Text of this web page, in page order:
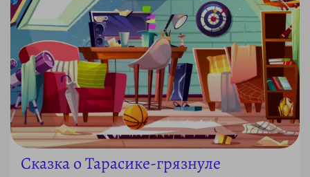
Сказка о Тарасике-грязнуле